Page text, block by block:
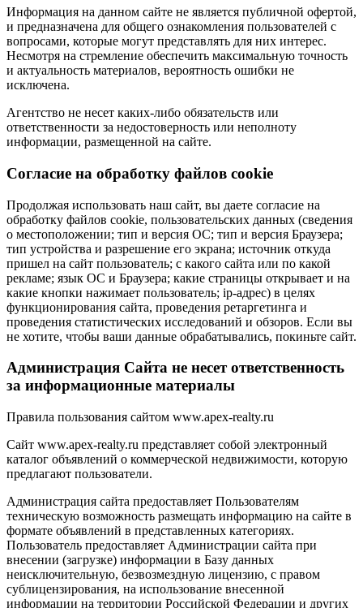
Информация на данном сайте не является публичной офертой,
и предназначена для общего ознакомления пользователей с
вопросами, которые могут представлять для них интерес.
Несмотря на стремление обеспечить максимальную точность
и актуальность материалов, вероятность ошибки не
исключена.
Агентство не несет каких-либо обязательств или
ответственности за недостоверность или неполноту
информации, размещенной на сайте.
Cогласие на обработку файлов cookie
Продолжая использовать наш сайт, вы даете согласие на
обработку файлов cookie, пользовательских данных (сведения
о местоположении; тип и версия ОС; тип и версия Браузера;
тип устройства и разрешение его экрана; источник откуда
пришел на сайт пользователь; с какого сайта или по какой
рекламе; язык ОС и Браузера; какие страницы открывает и на
какие кнопки нажимает пользователь; ip-адрес) в целях
функционирования сайта, проведения ретаргетинга и
проведения статистических исследований и обзоров. Если вы
не хотите, чтобы ваши данные обрабатывались, покиньте сайт.
Администрация Сайта не несет ответственность
за информационные материалы
Правила пользования сайтом www.apex-realty.ru
Сайт www.apex-realty.ru представляет собой электронный
каталог объявлений о коммерческой недвижимости, которую
предлагают пользователи.
Администрация сайта предоставляет Пользователям
техническую возможность размещать информацию на сайте в
формате объявлений в представленных категориях.
Пользователь предоставляет Администрации сайта при
внесении (загрузке) информации в Базу данных
неисключительную, безвозмездную лицензию, с правом
сублицензирования, на использование внесенной
информации на территории Российской Федерации и других